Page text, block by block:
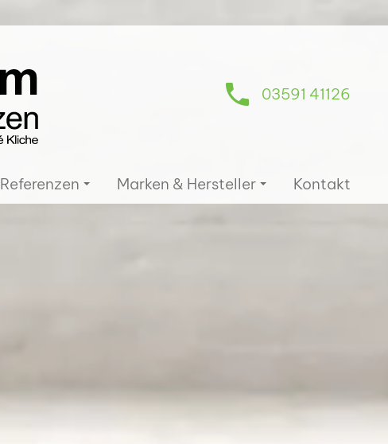
03591 41126
Referenzen Marken & Hersteller Kontakt